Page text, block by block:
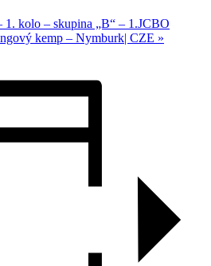
1. kolo – skupina „B“ – 1.JCBO
kemp – Nymburk| CZE »